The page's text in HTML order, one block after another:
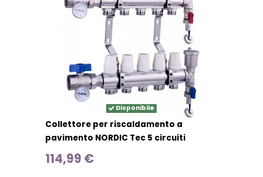
Disponibile
Collettore per riscaldamento a
pavimento NORDIC Tec 5 circuiti
114,99 €